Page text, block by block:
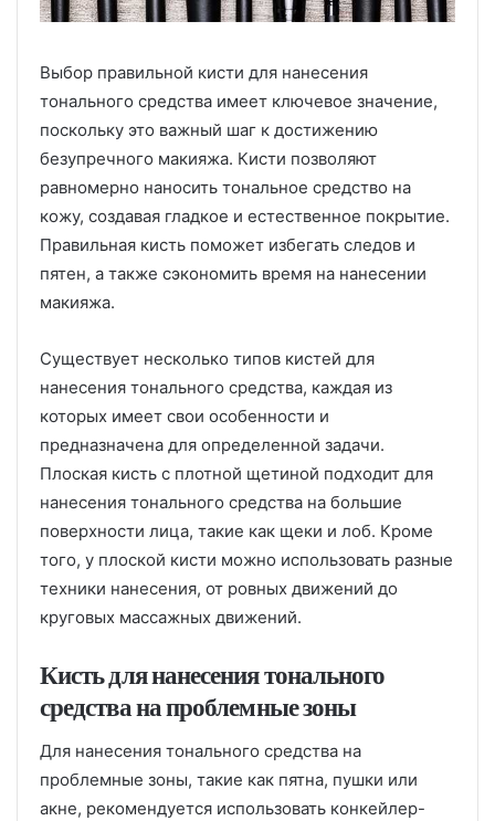
Выбор правильной кисти для нанесения
тонального средства имеет ключевое значение,
поскольку это важный шаг к достижению
безупречного макияжа. Кисти позволяют
равномерно наносить тональное средство на
кожу, создавая гладкое и естественное покрытие.
Правильная кисть поможет избегать следов и
пятен, а также сэкономить время на нанесении
макияжа.
Существует несколько типов кистей для
нанесения тонального средства, каждая из
которых имеет свои особенности и
предназначена для определенной задачи.
Плоская кисть с плотной щетиной подходит для
нанесения тонального средства на большие
поверхности лица, такие как щеки и лоб. Кроме
того, у плоской кисти можно использовать разные
техники нанесения, от ровных движений до
круговых массажных движений.
Кисть для нанесения тонального
средства на проблемные зоны
Для нанесения тонального средства на
проблемные зоны, такие как пятна, пушки или
акне, рекомендуется использовать конкейлер-